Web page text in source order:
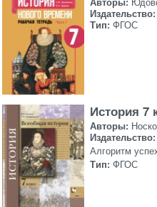
Издательство:
Тип: ФГОС
История 7
Авторы:
Издательство:
Алгоритм
Тип: ФГОС